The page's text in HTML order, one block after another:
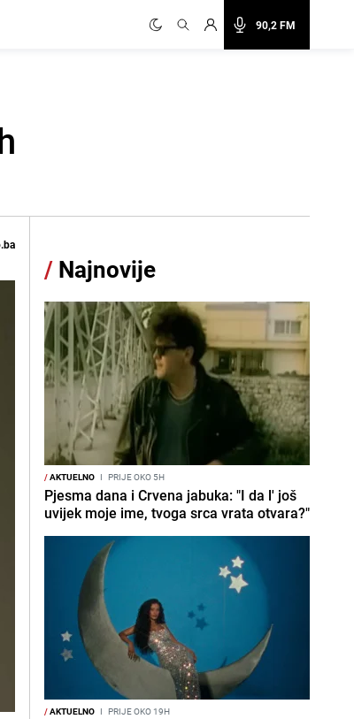
90,2 FM
/ Najnovije
/AKTUELNO I PRIJE OKO 5H
Pjesma dana i Crvena jabuka: "I da l' još
uvijek moje ime, tvoga srca vrata otvara?"
/AKTUELNO I PRIJE OKO 19H